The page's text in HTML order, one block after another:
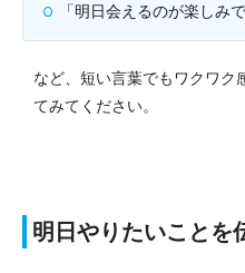
「明日会えるのが楽しみで
など、短い言葉でもワクワク
てみてください。
明日やりたいことを